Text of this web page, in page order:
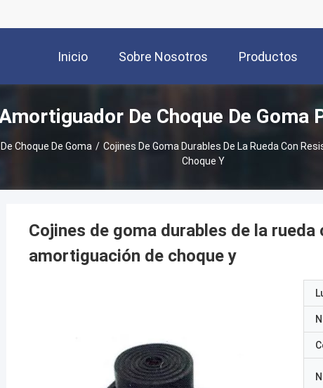
Inicio Sobre Nosotros Productos
De Choque De Goma
Choque De Goma / Cojines De Goma Durables De La Rueda Con
Choque Y
Cojines de goma durables de la
amortiguación de choque y